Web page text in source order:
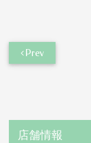
Prev
店舗情報